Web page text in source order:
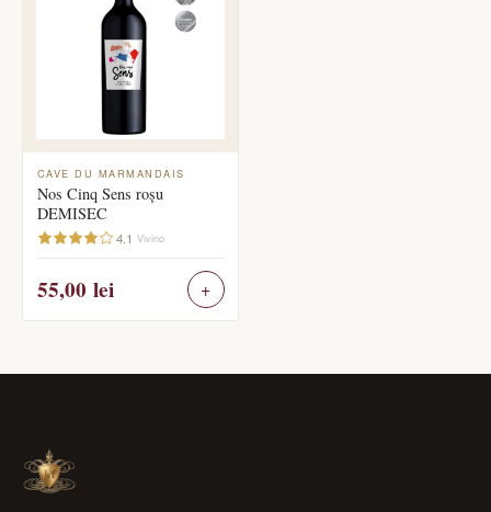
CAVE DU MARMANDAIS
Nos Cinq Sens roșu
DEMISEC
4.1 Vivino
55,00 lei